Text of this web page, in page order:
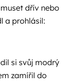
dřív nebo
a prohlásil:
si svůj modrý
zamířil do